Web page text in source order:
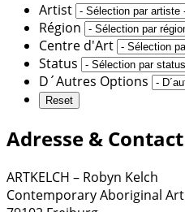
Artist
Région
Centre d'Art
Status
D´Autres Options
Adresse & Contact
ARTKELCH – Robyn Kelch
Contemporary Aboriginal Art